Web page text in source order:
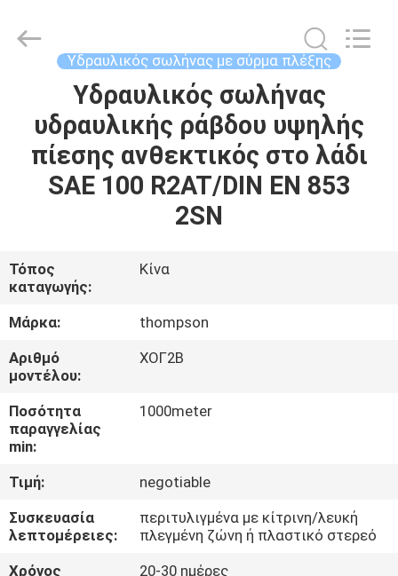
ΠΡΟΪΌΝΤΑ
ΓΎΡΟΣ
ΕΡΓΟΣΤΑΣΊΩΝ
ΠΟΙΟΤΙΚΌΣ
ΈΛΕΓΧΟΣ
ΜΑΣ
ΕΛΆΤΕ
ΣΕ
ΕΠΑΦΉ
Υδραυλικός σωλήνας με σύρμα πλέξης
Υδραυλικός σωλήνας
υδραυλικής ράβδου υψηλής
πίεσης ανθεκτικός στο λάδι
SAE 100 R2AT/DIN EN 853
2SN
Τόπος
καταγωγής:
Κίνα
Μάρκα:
thompson
Αριθμό
μοντέλου:
ΧΟΓ2Β
Ποσότητα
παραγγελίας
min:
1000meter
Τιμή:
negotiable
Συσκευασία
λεπτομέρειες:
περιτυλιγμένα με κίτρινη/λευκή
πλεγμένη ζώνη ή πλαστικό στερεό
Χρόνος
20-30 ημέρες